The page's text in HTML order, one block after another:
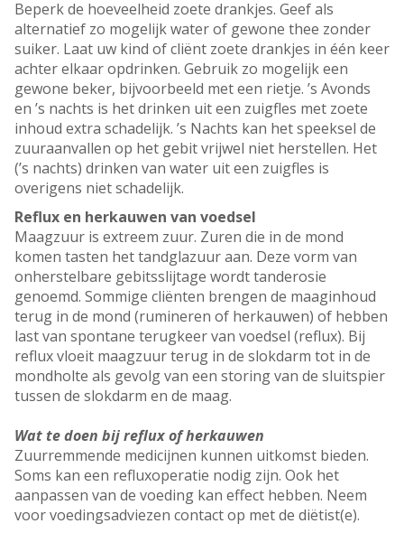
Beperk de hoeveelheid zoete drankjes. Geef als
alternatief zo mogelijk water of gewone thee zonder
suiker. Laat uw kind of cliënt zoete drankjes in één keer
achter elkaar opdrinken. Gebruik zo mogelijk een
gewone beker, bijvoorbeeld met een rietje. ’s Avonds
en ’s nachts is het drinken uit een zuigfles met zoete
inhoud extra schadelijk. ’s Nachts kan het speeksel de
zuuraanvallen op het gebit vrijwel niet herstellen. Het
(’s nachts) drinken van water uit een zuigfles is
overigens niet schadelijk.
Reflux en herkauwen van voedsel
Maagzuur is extreem zuur. Zuren die in de mond
komen tasten het tandglazuur aan. Deze vorm van
onherstelbare gebitsslijtage wordt tanderosie
genoemd. Sommige cliënten brengen de maaginhoud
terug in de mond (rumineren of herkauwen) of hebben
last van spontane terugkeer van voedsel (reflux). Bij
reflux vloeit maagzuur terug in de slokdarm tot in de
mondholte als gevolg van een storing van de sluitspier
tussen de slokdarm en de maag.
Wat te doen bij reflux of herkauwen
Zuurremmende medicijnen kunnen uitkomst bieden.
Soms kan een refluxoperatie nodig zijn. Ook het
aanpassen van de voeding kan effect hebben. Neem
voor voedingsadviezen contact op met de diëtist(e).